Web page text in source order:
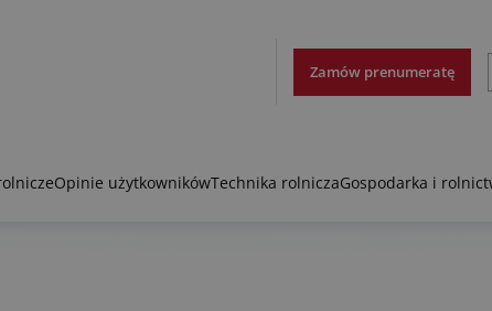
Zamów prenumeratę
Opinie użytkownikówTechnika rolniczaGospodarka i